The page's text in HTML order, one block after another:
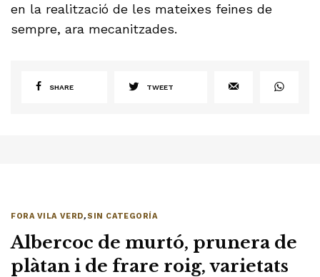
en la realització de les mateixes feines de
sempre, ara mecanitzades.
SHARE TWEET
FORA VILA VERD,SIN CATEGORÍA
Albercoc de murtó, prunera de
plàtan i de frare roig, varietats